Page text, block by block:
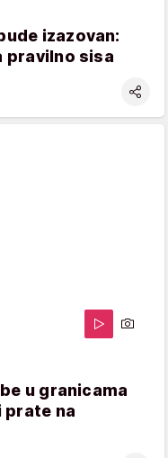
izazovan:
pravilno sisa
u granicama
prate na